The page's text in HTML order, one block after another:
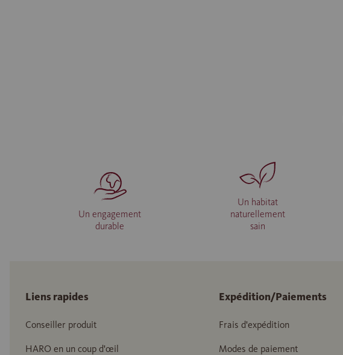
Un engagement
durable
Un habitat
naturellement
sain
Liens rapides
Conseiller produit
HARO en un coup d'œil
Expédition/Paiements
Frais d'expédition
Modes de paiement